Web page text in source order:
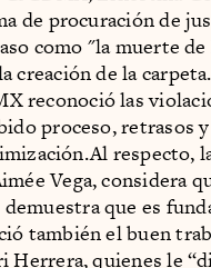
de procuración de
como "la muerte
creación de la
reconoció las
proceso, retrasos
respecto,
Vega, considera
que es
también el buen
Herrera, quienes le